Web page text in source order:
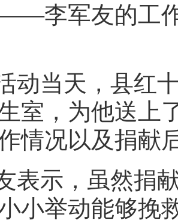
李军友的工
动当天，县红
室，为他送上
情况以及捐献
表示，虽然捐
小举动能够挽